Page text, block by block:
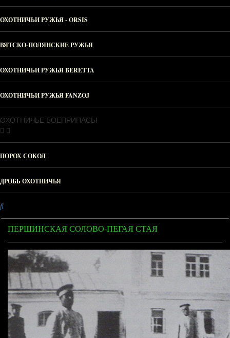
ОХОТНИЧЬИ РУЖЬЯ - ORSIS
ВЯТСКО-ПОЛЯНСКИЕ РУЖЬЯ
ОХОТНИЧЬИ РУЖЬЯ BERETTA
ОХОТНИЧЬИ РУЖЬЯ FANZOJ
ОХОТНИЧЬЕ БОЕПРИПАСЫ
ПОРОХ СОКОЛ
ДРОБЬ ОХОТНИЧЬЯ
ПЕРШИНСКАЯ СОЛОВО-ПЕГАЯ СТАЯ